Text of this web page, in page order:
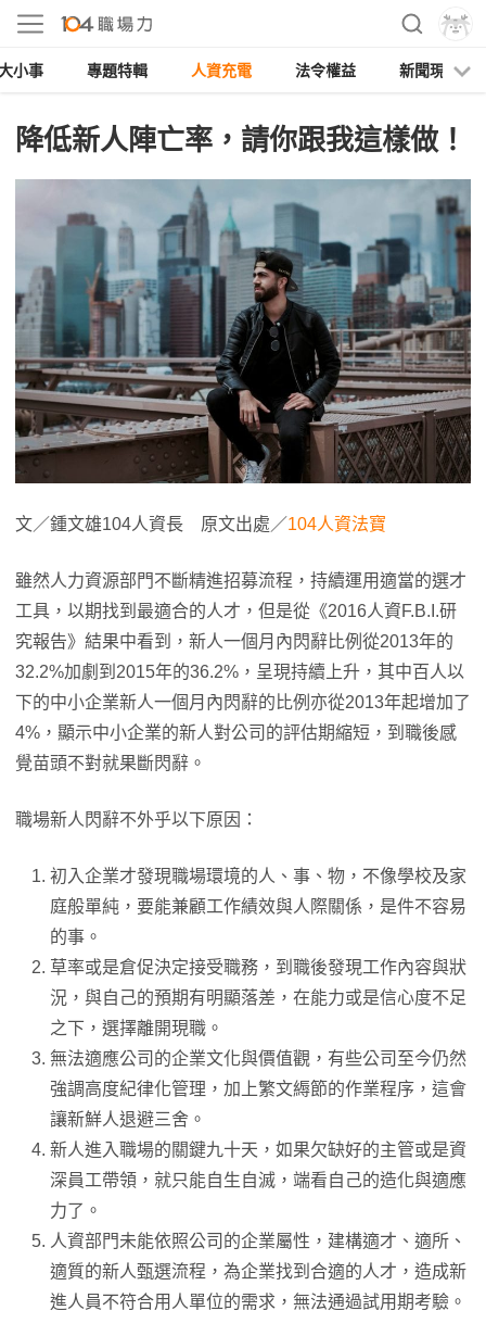
小事 專題特輯 人資充電 法令權益 新聞現場
降低新人陣亡率，請你跟我這樣做！
文／鍾文雄104人資長 原文出處／104人資法寶
雖然人力資源部門不斷精進招募流程，持續運用適當的選才
工具，以期找到最適合的人才，但是從《2016人資F.B.I.研
究報告》結果中看到，新人一個月內閃辭比例從2013年的
32.2%加劇到2015年的36.2%，呈現持續上升，其中百人以
下的中小企業新人一個月內閃辭的比例亦從2013年起增加了
4%，顯示中小企業的新人對公司的評估期縮短，到職後感
覺苗頭不對就果斷閃辭。
職場新人閃辭不外乎以下原因：
初入企業才發現職場環境的人、事、物，不像學校及家
庭般單純，要能兼顧工作績效與人際關係，是件不容易
的事。
草率或是倉促決定接受職務，到職後發現工作內容與狀
況，與自己的預期有明顯落差，在能力或是信心度不足
之下，選擇離開現職。
無法適應公司的企業文化與價值觀，有些公司至今仍然
強調高度紀律化管理，加上繁文縟節的作業程序，這會
讓新鮮人退避三舍。
新人進入職場的關鍵九十天，如果欠缺好的主管或是資
深員工帶領，就只能自生自滅，端看自己的造化與適應
力了。
人資部門未能依照公司的企業屬性，建構適才、適所、
適質的新人甄選流程，為企業找到合適的人才，造成新
進人員不符合用人單位的需求，無法通過試用期考驗。